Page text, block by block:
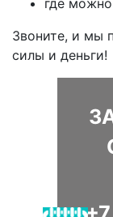
где можно
Звоните, и мы
силы и деньги!